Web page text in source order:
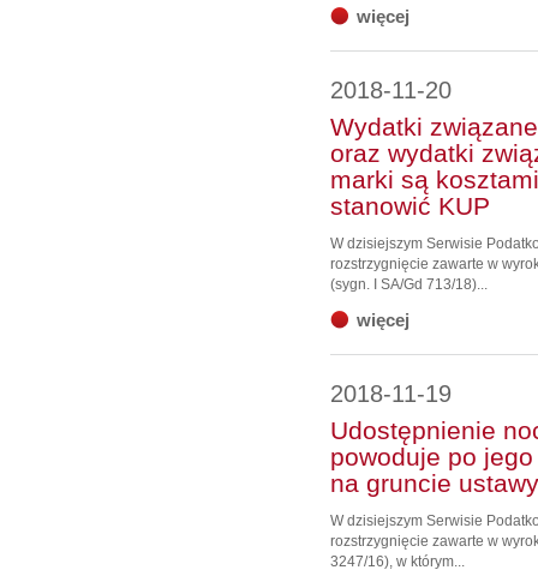
więcej
2018-11-20
Wydatki
oraz wydatki
marki są
stanowić KUP
W dzisiejszym Serwisie
rozstrzygnięcie zawarte w
(sygn. I SA/Gd 713/18)...
więcej
2018-11-19
Udostępnienie
powoduje po
na gruncie
W dzisiejszym Serwisie
rozstrzygnięcie zawarte w
3247/16), w którym...